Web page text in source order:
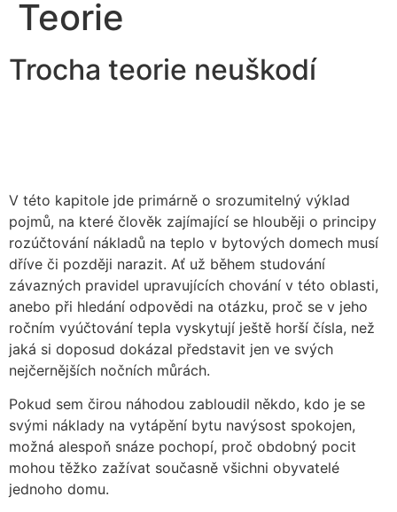
metoda
Teorie
Trocha teorie neuškodí
V této kapitole jde primárně o srozumitelný výklad
pojmů, na které člověk zajímající se hlouběji o principy
rozúčtování nákladů na teplo v bytových domech musí
dříve či později narazit. Ať už během studování
závazných pravidel upravujících chování v této oblasti,
anebo při hledání odpovědi na otázku, proč se v jeho
ročním vyúčtování tepla vyskytují ještě horší čísla, než
jaká si doposud dokázal představit jen ve svých
nejčernějších nočních můrách.
Pokud sem čirou náhodou zabloudil někdo, kdo je se
svými náklady na vytápění bytu navýsost spokojen,
možná alespoň snáze pochopí, proč obdobný pocit
mohou těžko zažívat současně všichni obyvatelé
jednoho domu.